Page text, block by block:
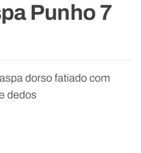
Punho 7
dorso fatiado com
dedos